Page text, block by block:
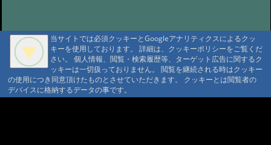
#730:初冬便り 御柱
@ '10 11/6 10:28
#729: 初冬便り 初
冠雪
@ '10 11/5 12:36
#728:初冬便り 哀愁
@ '10 11/3 10:13
当サイトでは必須クッキーとGoogleアナリティクスによるクッ
キーを使用しております。 詳細は、クッキーポリシーをご覧くだ
さい。 個人情報、閲覧・検索履歴等、ターゲット広告に関するク
ッキーは一切扱っておりません。 閲覧を継続される時はクッキー
の使用につき同意頂けたものとさせていただきます。 クッキーとは閲覧者の
デバイスに格納するデータの事です。